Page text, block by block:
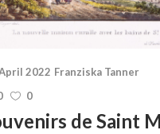
2022 Franziska Tanner
0
de Saint